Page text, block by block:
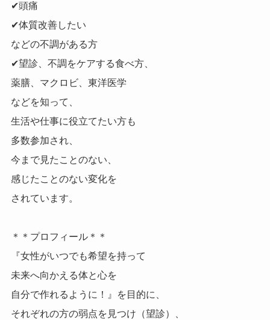
✔頭痛
✔体質改善したい
などの不調がある方
✔望診、不調をケアする食べ方、
薬膳、マクロビ、東洋医学
などを知って、
生活や仕事に役立てたい方も
多数参加され、
今まで見たことのない、
感じたことのない変化を
されています。
＊＊プロフィール＊＊
『女性がいつでも希望を持って
未来へ向かえる体と心を
自分で作れるように！』を目的に、
それぞれの方の弱点を見つけ（望診）、